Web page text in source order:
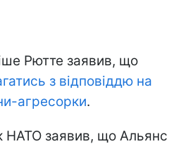
Рютте заявив, що
з відповіддю на
агресорки.
НАТО заявив, що Альянс